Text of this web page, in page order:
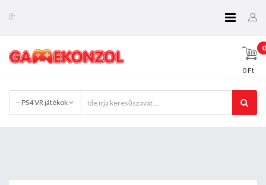
0
0 Ft
-- PS4 VR játékok